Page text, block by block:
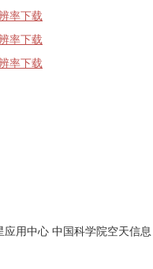
率下载
率下载
率下载
应用中心 中国科学院空天信息